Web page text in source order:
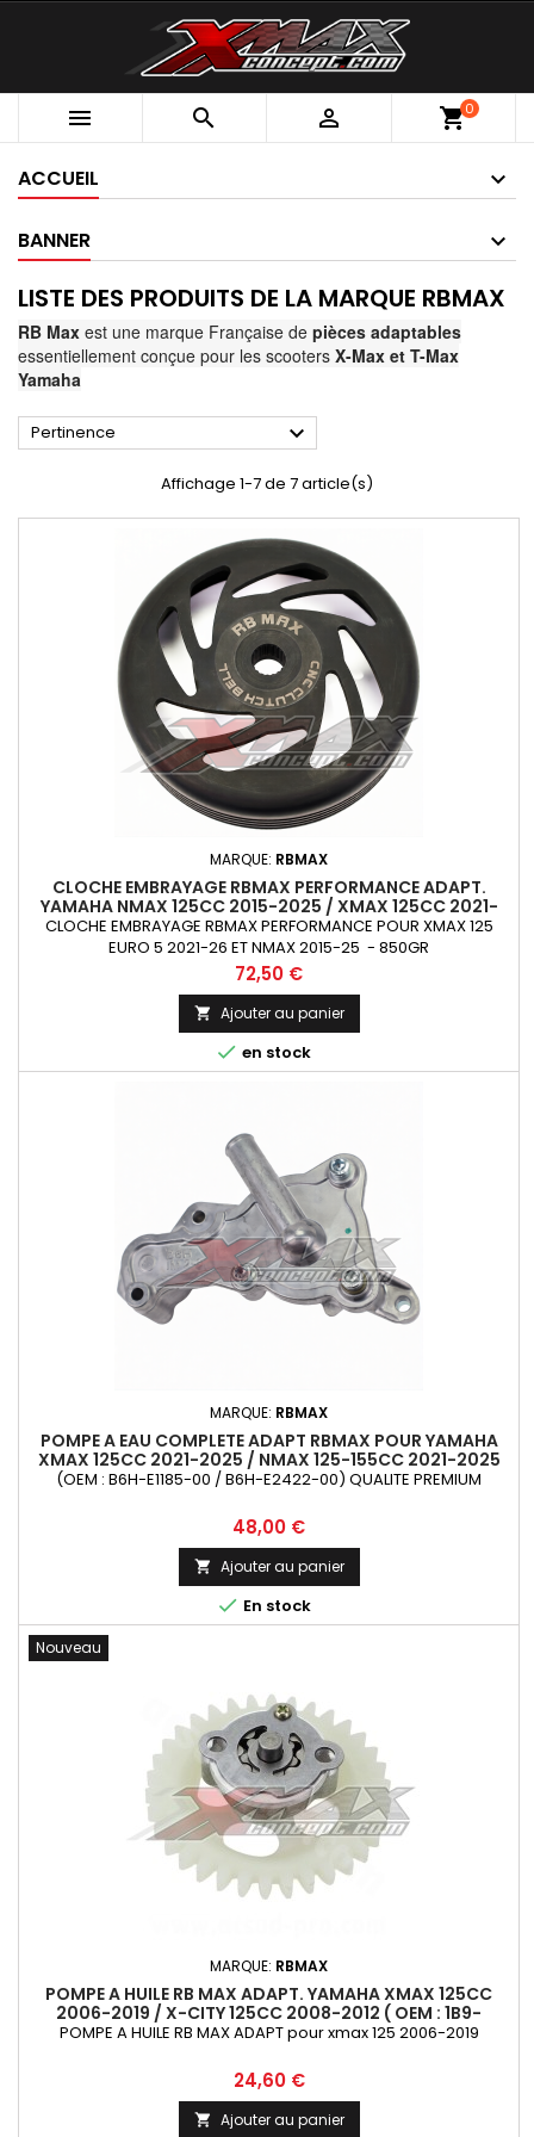
   shopping_cart0
ACCUEIL
BANNER
LISTE DES PRODUITS DE LA MARQUE RBMAX
RB Max est une marque Française de pièces adaptables
essentiellement conçue pour les scooters X-Max et T-Max
Yamaha
Pertinence 
Affichage 1-7 de 7 article(s)
MARQUE: RBMAX
CLOCHE EMBRAYAGE RBMAX PERFORMANCE ADAPT.
YAMAHA NMAX 125CC 2015-2025 / XMAX 125CC 2021-
2025 / 125MM ( QUALITE PREMIUM )
CLOCHE EMBRAYAGE RBMAX PERFORMANCE POUR XMAX 125
EURO 5 2021-26 ET NMAX 2015-25 - 850GR
Prix
72,50 €
 Ajouter au panier
 en stock
MARQUE: RBMAX
POMPE A EAU COMPLETE ADAPT RBMAX POUR YAMAHA
XMAX 125CC 2021-2025 / NMAX 125-155CC 2021-2025
(OEM : B6H-E1185-00 / B6H-E2422-00) QUALITE PREMIUM
Prix
48,00 €
 Ajouter au panier
 En stock
Nouveau
MARQUE: RBMAX
POMPE A HUILE RB MAX ADAPT. YAMAHA XMAX 125CC
2006-2019 / X-CITY 125CC 2008-2012 ( OEM : 1B9-
E3300-000 ) QUALITE PREMIUM
POMPE A HUILE RB MAX ADAPT pour xmax 125 2006-2019
Prix
24,60 €
 Ajouter au panier